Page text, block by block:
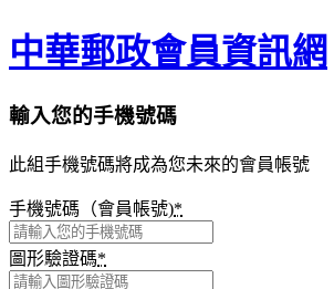
中華郵政會員資訊網
輸入您的手機號碼
此組手機號碼將成為您未來的會員帳號
手機號碼（會員帳號)*
圖形驗證碼*